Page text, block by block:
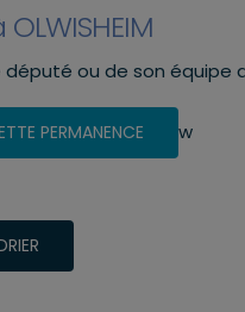
ou de son équipe
PERMANENCE w